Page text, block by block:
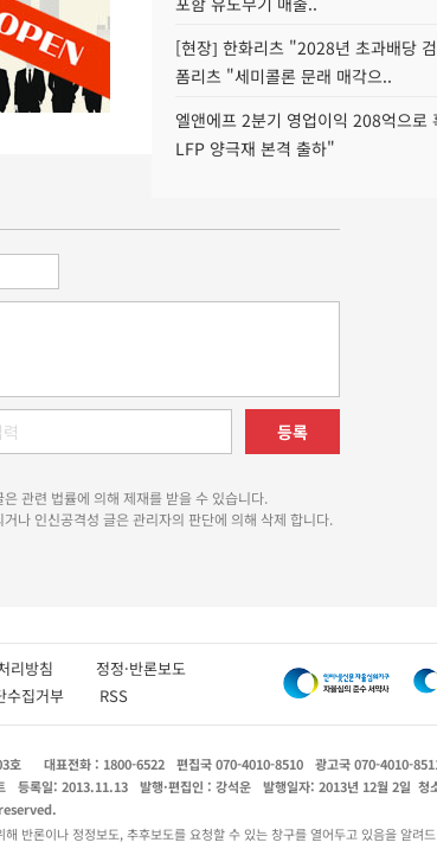
[현장] 한화리츠 "2028년 초과배당
폼리츠 "세미콜론 문래 매각으..
엘앤에프 2분기 영업이익 208억으로
LFP 양극재 본격 출하"
등록
관련 법률에 의해 제재를 받을 수 있습니다.
나 인신공격성 글은 관리자의 판단에 의해 삭제 합니다.
처리방침 정정·반론보도
수집거부 RSS
호 대표전화 : 1800-6522 편집국 070-4010-8510
광고국 070-4010-
등록일: 2013.11.13 발행·편집인 : 강석운 발행일자: 2013년 12월 2일 청
반론이나 정정보도, 추후보도를 요청할 수 있는 창구를 열어두고 있음을 알려